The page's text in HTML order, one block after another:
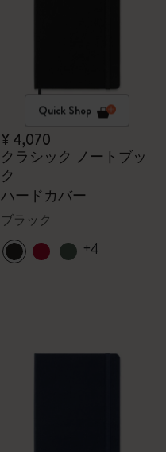
Quick Shop
¥ 4,070
クラシック ノートブッ
ク
ハードカバー
ブラック
+4